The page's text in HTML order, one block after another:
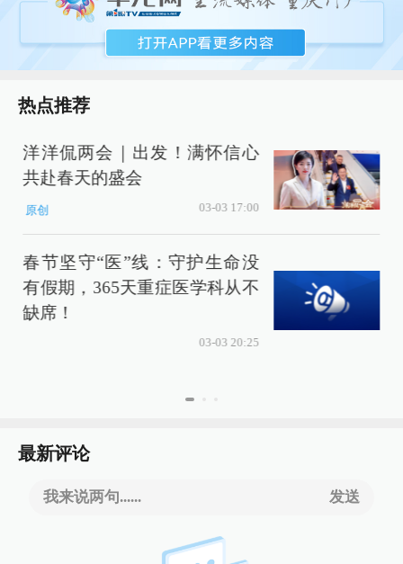
热点推荐
洋洋侃两会｜出发！满怀信心
共赴春天的盛会
原创 03-03 17:00
春节坚守“医”线：守护生命没
有假期，365天重症医学科从不
缺席！
03-03 20:25
最新评论
我来说两句...... 发送